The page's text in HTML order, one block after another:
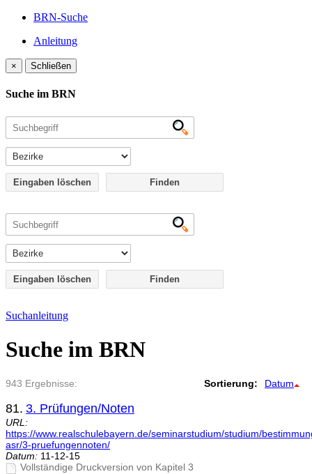
BRN-Suche
Anleitung
× Schließen
Suche im BRN
Eingaben löschen
Eingaben löschen
Suchanleitung
Suche im BRN
943 Ergebnisse: Sortierung: Datum
81. 3. Prüfungen/Noten
URL:
https://www.realschulebayern.de/seminarstudium/studium/
asr/3-pruefungennoten/
Datum: 11-12-15
Vollständige Druckversion von Kapitel 3